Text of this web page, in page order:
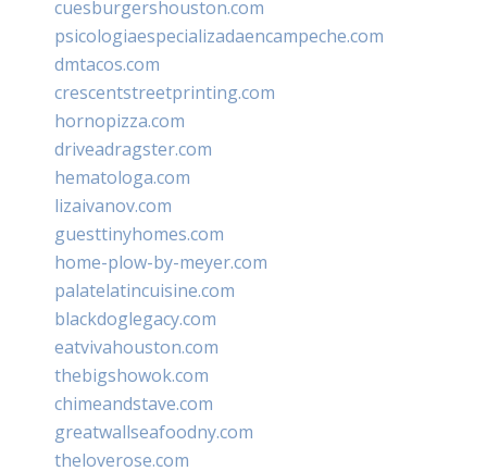
cuesburgershouston.com
psicologiaespecializadaencampeche.com
dmtacos.com
crescentstreetprinting.com
hornopizza.com
driveadragster.com
hematologa.com
lizaivanov.com
guesttinyhomes.com
home-plow-by-meyer.com
palatelatincuisine.com
blackdoglegacy.com
eatvivahouston.com
thebigshowok.com
chimeandstave.com
greatwallseafoodny.com
theloverose.com